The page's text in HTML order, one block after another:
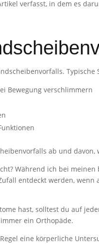
verfasst, in dem es
Typische
Bewegung verschlimmern
ab und
Während ich bei
entdeckt werden,
hast, solltest du auf
ein Orthopäde.
eine körperliche